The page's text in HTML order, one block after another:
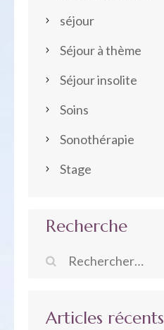
séjour
Séjour à thème
Séjour insolite
Soins
Sonothérapie
Stage
Recherche
Rechercher :
Articles récents